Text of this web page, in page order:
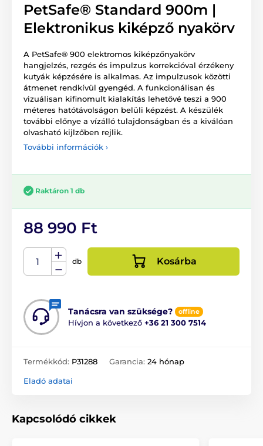
PetSafe® Standard 900m |
Elektronikus kiképző nyakörv
A PetSafe® 900 elektromos kiképzőnyakörv
hangjelzés, rezgés és impulzus korrekcióval érzékeny
kutyák képzésére is alkalmas. Az impulzusok közötti
átmenet rendkívül gyengéd. A funkcionálisan és
vizuálisan kifinomult kialakítás lehetővé teszi a 900
méteres hatótávolságon belüli képzést. A készülék
további előnye a vízálló tulajdonságban és a kiválóan
olvasható kijlzőben rejlik.
További információk ›
Raktáron 1 db
88 990 Ft
db Kosárba
Tanácsra van szüksége? offline
Hívjon a következő +36 21 300 7514
Termékkód: P31288 Garancia: 24 hónap
Eladó adatai
Kapcsolódó cikkek